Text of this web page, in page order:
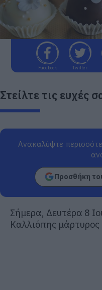
Facebook Twitter
Στείλτε τις ευχές
Ανακαλύψτε
Προσθήκη
Σήμερα, Δευτέρα 8
Καλλιόπης μάρτυρος